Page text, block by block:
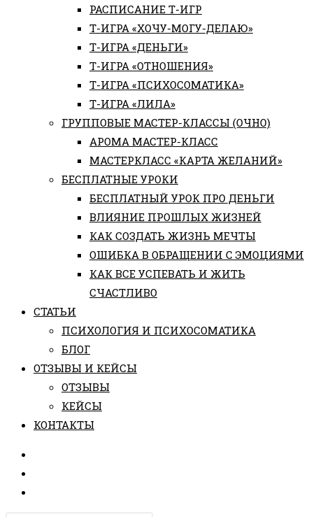
РАСПИСАНИЕ Т-ИГР
Т-ИГРА «ХОЧУ-МОГУ-ДЕЛАЮ»
Т-ИГРА «ДЕНЬГИ»
Т-ИГРА «ОТНОШЕНИЯ»
Т-ИГРА «ПСИХОСОМАТИКА»
Т-ИГРА «ЛИЛА»
ГРУППОВЫЕ МАСТЕР-КЛАССЫ (ОЧНО)
АРОМА МАСТЕР-КЛАСС
МАСТЕРКЛАСС «КАРТА ЖЕЛАНИЙ»
БЕСПЛАТНЫЕ УРОКИ
БЕСПЛАТНЫЙ УРОК ПРО ДЕНЬГИ
ВЛИЯНИЕ ПРОШЛЫХ ЖИЗНЕЙ
КАК СОЗДАТЬ ЖИЗНЬ МЕЧТЫ
ОШИБКА В ОБРАЩЕНИИ С ЭМОЦИЯМИ
КАК ВСЕ УСПЕВАТЬ И ЖИТЬ
СЧАСТЛИВО
СТАТЬИ
ПCИХОЛОГИЯ И ПСИХОСОМАТИКА
БЛОГ
ОТЗЫВЫ И КЕЙСЫ
ОТЗЫВЫ
КЕЙСЫ
КОНТАКТЫ